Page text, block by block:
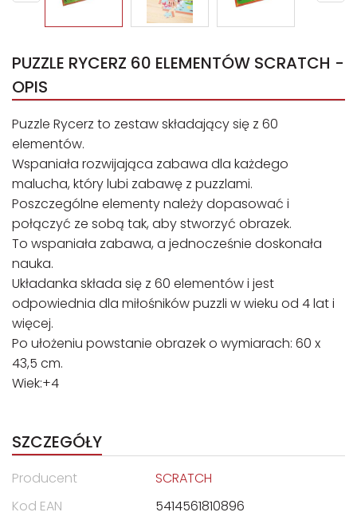
PUZZLE RYCERZ 60 ELEMENTÓW SCRATCH -
OPIS
Puzzle Rycerz to zestaw składający się z 60
elementów.
Wspaniała rozwijająca zabawa dla każdego
malucha, który lubi zabawę z puzzlami.
Poszczególne elementy należy dopasować i
połączyć ze sobą tak, aby stworzyć obrazek.
To wspaniała zabawa, a jednocześnie doskonała
nauka.
Układanka składa się z 60 elementów i jest
odpowiednia dla miłośników puzzli w wieku od 4 lat i
więcej.
Po ułożeniu powstanie obrazek o wymiarach: 60 x
43,5 cm.
Wiek:+4
SZCZEGÓŁY
Producent
SCRATCH
Kod EAN
5414561810896